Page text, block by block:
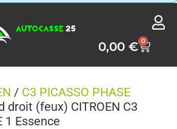
0,00€ 0
/ C3 PICASSO PHASE
(feux) CITROEN C3
1 Essence